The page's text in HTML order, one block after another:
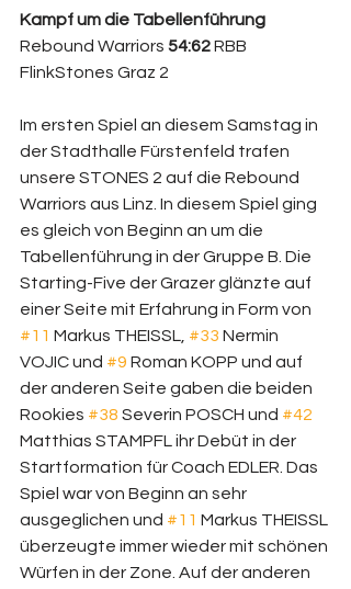
Kampf um die Tabellenführung
Rebound Warriors 54:62 RBB
FlinkStones Graz 2
Im ersten Spiel an diesem Samstag in
der Stadthalle Fürstenfeld trafen
unsere STONES 2 auf die Rebound
Warriors aus Linz. In diesem Spiel ging
es gleich von Beginn an um die
Tabellenführung in der Gruppe B. Die
Starting-Five der Grazer glänzte auf
einer Seite mit Erfahrung in Form von
#11 Markus THEISSL, #33 Nermin
VOJIC und #9 Roman KOPP und auf
der anderen Seite gaben die beiden
Rookies #38 Severin POSCH und #42
Matthias STAMPFL ihr Debüt in der
Startformation für Coach EDLER. Das
Spiel war von Beginn an sehr
ausgeglichen und #11 Markus THEISSL
überzeugte immer wieder mit schönen
Würfen in der Zone. Auf der anderen